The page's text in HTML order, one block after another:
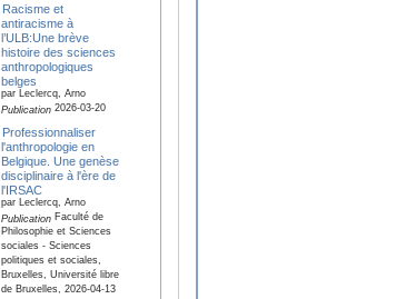
Racisme et
antiracisme à
l’ULB:Une brève
histoire des sciences
anthropologiques
belges
par Leclercq, Arno
Publication2026-03-20
Professionnaliser
l'anthropologie en
Belgique. Une genèse
disciplinaire à l'ère de
l'IRSAC
par Leclercq, Arno
PublicationFaculté de
Philosophie et Sciences
sociales - Sciences
politiques et sociales,
Bruxelles, Université libre
de Bruxelles, 2026-04-13